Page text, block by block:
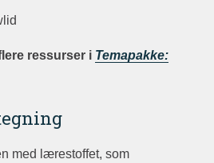
ressurser i Temapakke:
med lærestoffet, som